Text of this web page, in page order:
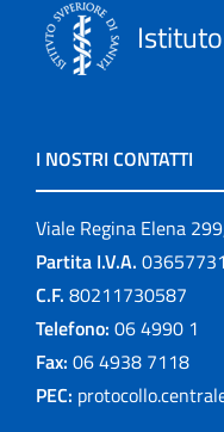
I NOSTRI CONTATTI
Viale Regina Elena
Partita I.V.A.
C.F. 80211730587
Telefono: 06 4990 1
Fax: 06 4938 7118
PEC: